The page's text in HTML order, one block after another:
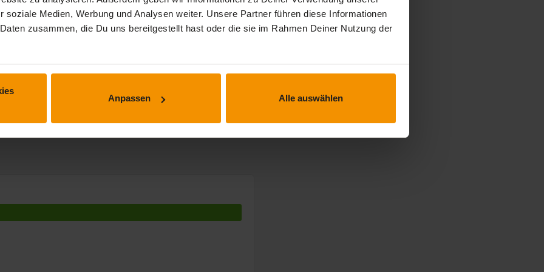
soziale Medien, Werbung und Analysen weiter. Unsere Partner führen diese Informationen
zusammen, die Du uns bereitgestellt hast oder die sie im Rahmen Deiner Nutzung der
Anpassen Alle auswählen